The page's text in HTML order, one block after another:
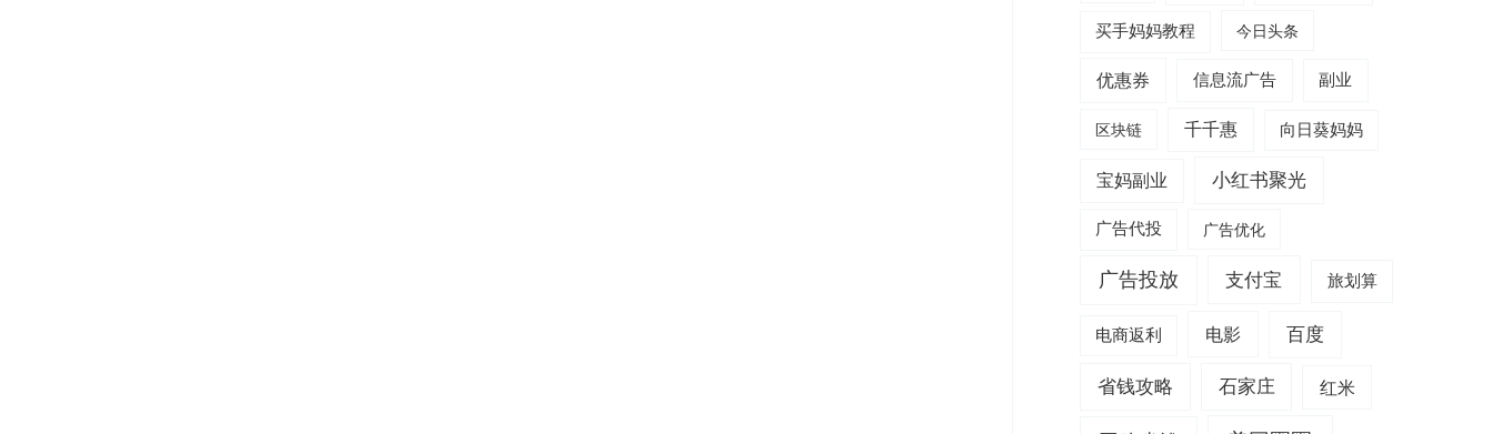
买手妈妈教程 今日头条
优惠券 信息流广告 副业
区块链 千千惠 向日葵妈妈
宝妈副业 小红书聚光
广告代投 广告优化
广告投放 支付宝 旅划算
电商返利 电影 百度
省钱攻略 石家庄 红米